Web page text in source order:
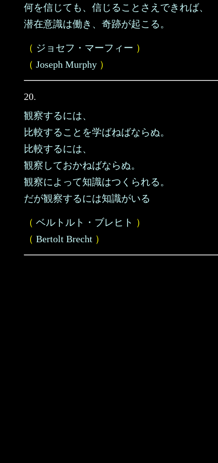
何を信じても、信じることさえできれば、
潜在意識は働き、奇跡が起こる。
（ ジョセフ・マーフィー ）
（ Joseph Murphy ）
20.
観察するには、
比較することを学ばねばならぬ。
比較するには、
観察しておかねばならぬ。
観察によって知識はつくられる。
だが観察するには知識がいる
（ ベルトルト・ブレヒト ）
（ Bertolt Brecht ）